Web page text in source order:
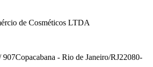
de Cosméticos LTDA
907Copacabana - Rio de Janeiro/RJ22080-